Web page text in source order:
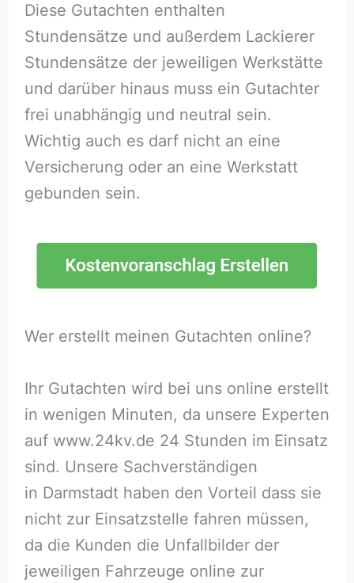
Diese Gutachten enthalten
Stundensätze und außerdem Lackierer
Stundensätze der jeweiligen Werkstätte
und darüber hinaus muss ein Gutachter
frei unabhängig und neutral sein.
Wichtig auch es darf nicht an eine
Versicherung oder an eine Werkstatt
gebunden sein.
Wer erstellt meinen Gutachten online?
Ihr Gutachten wird bei uns online erstellt
in wenigen Minuten, da unsere Experten
auf www.24kv.de 24 Stunden im Einsatz
sind. Unsere Sachverständigen
in Darmstadt haben den Vorteil dass sie
nicht zur Einsatzstelle fahren müssen,
da die Kunden die Unfallbilder der
jeweiligen Fahrzeuge online zur